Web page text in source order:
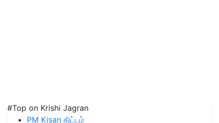
#Top on Krishi Jagran
PM Kisan திட்டம்